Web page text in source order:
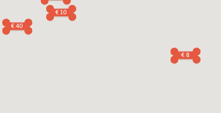
€ 10
€ 40
€ 8